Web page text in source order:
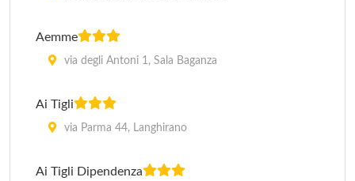
Aemme
via degli Antoni 1, Sala Baganza
Ai Tigli
via Parma 44, Langhirano
Ai Tigli Dipendenza